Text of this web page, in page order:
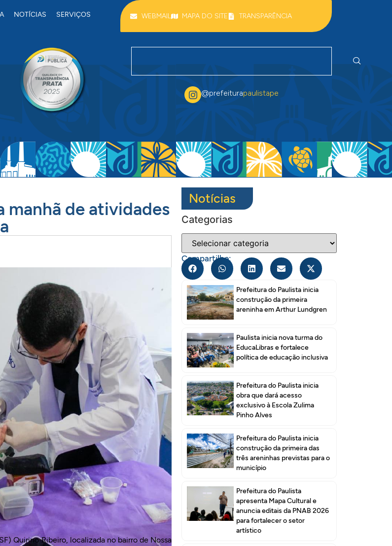
NOTÍCIAS SERVIÇOS WEBMAIL MAPA DO SITE TRANSPARÊNCIA
@prefeiturapaulistape
manhã de atividades
Quirino Ribeiro, localizada no bairro de Nossa
Notícias
Categorias
Compartilhe:
Prefeitura do Paulista inicia
construção da primeira
areninha em Arthur Lundgren
Paulista inicia nova turma do
EducaLibras e fortalece
política de educação inclusiva
Prefeitura do Paulista inicia
obra que dará acesso
exclusivo à Escola Zulima
Pinho Alves
Prefeitura do Paulista inicia
construção da primeira das
três areninhas previstas para o
município
Prefeitura do Paulista
apresenta Mapa Cultural e
anuncia editais da PNAB 2026
para fortalecer o setor
artístico